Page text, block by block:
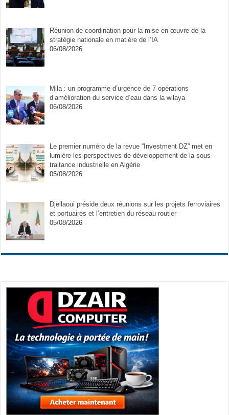
Réunion de coordination pour la mise en œuvre de la
stratégie nationale en matière de l’IA
06/08/2026
Mila : un programme d’urgence de 7 opérations
d’amélioration du service d’eau dans la wilaya
06/08/2026
Le premier numéro de la revue “Investment DZ” met en
lumière les perspectives de développement de la sous-
traitance industrielle en Algérie
05/08/2026
Djellaoui préside deux réunions sur les projets ferroviaires
et portuaires et l’entretien du réseau routier
05/08/2026